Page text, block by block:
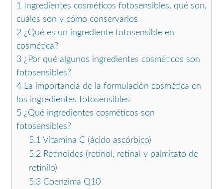
1 Ingredientes cosméticos fotosensibles, qué son,
cuáles son y cómo conservarlos
2 ¿Qué es un ingrediente fotosensible en
cosmética?
3 ¿Por qué algunos ingredientes cosméticos son
fotosensibles?
4 La importancia de la formulación cosmética en
los ingredientes fotosensibles
5 ¿Qué ingredientes cosméticos son
fotosensibles?
5.1 Vitamina C (ácido ascórbico)
5.2Retinoides (retinol, retinal y palmitato de
retinilo)
5.3Coenzima Q10